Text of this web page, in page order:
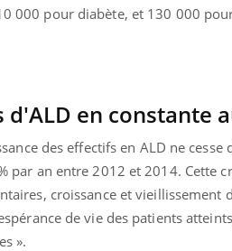
000 pour diabète, et 130 000
d'ALD en constante
des effectifs en ALD ne
par an entre 2012 et 2014. Cette
croissance et vieillissement
de vie des patients
».